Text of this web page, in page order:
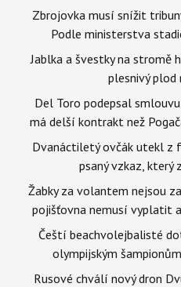
Zbrojovka musí snížit
Podle ministerstva
Jablka a švestky na stromě
plesnivý plod
Del Toro podepsal
má delší kontrakt než
Dvanáctiletý ovčák utekl z
psaný vzkaz, který
Žabky za volantem nejsou
pojišťovna nemusí vyplatit
Čeští beachvolejbalisté
olympijským
Rusové chválí nový dron